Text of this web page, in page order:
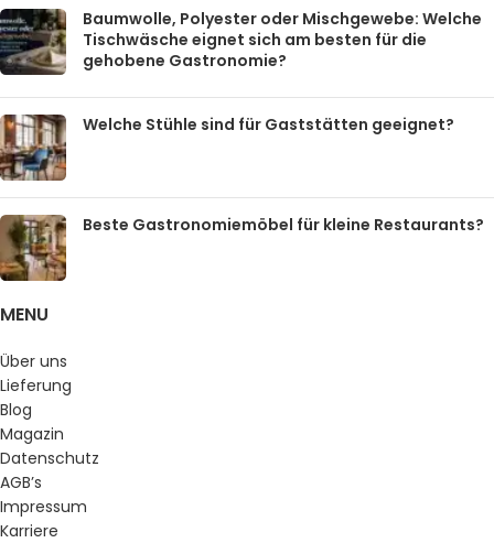
Baumwolle, Polyester oder Mischgewebe: Welche
Tischwäsche eignet sich am besten für die
gehobene Gastronomie?
Welche Stühle sind für Gaststätten geeignet?
Beste Gastronomiemöbel für kleine Restaurants?
MENU
Über uns
Lieferung
Blog
Magazin
Datenschutz
AGB’s
Impressum
Karriere